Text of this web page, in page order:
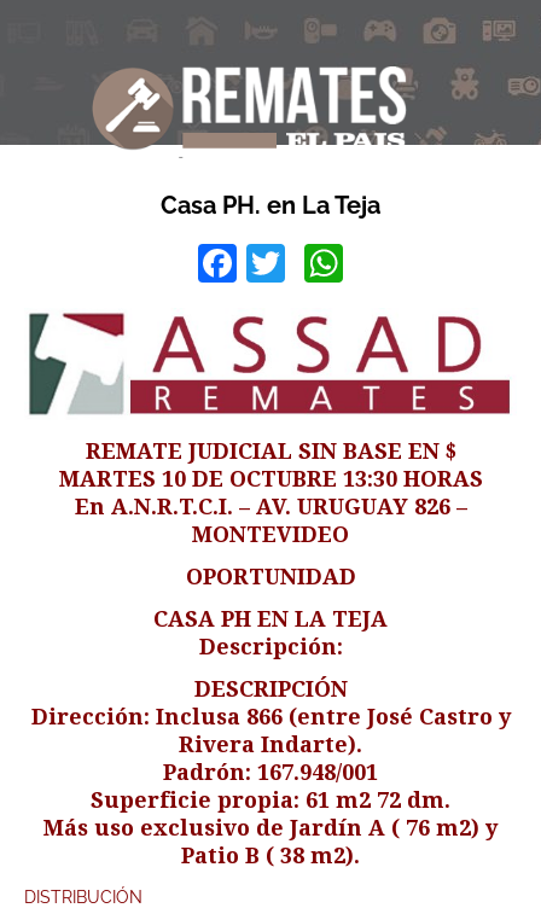
Casa PH. en La Teja
Facebook
Twitter
REMATE JUDICIAL SIN BASE EN $
MARTES 10 DE OCTUBRE 13:30 HORAS
En A.N.R.T.C.I. – AV. URUGUAY 826 –
MONTEVIDEO
OPORTUNIDAD
CASA PH EN LA TEJA
Descripción:
DESCRIPCIÓN
Dirección: Inclusa 866 (entre José Castro y
Rivera Indarte).
Padrón: 167.948/001
Superficie propia: 61 m2 72 dm.
Más uso exclusivo de Jardín A ( 76 m2) y
Patio B ( 38 m2).
DISTRIBUCIÓN